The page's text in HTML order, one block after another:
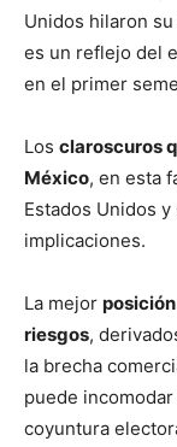
Unidos hilaron
es un reflejo del
en el primer
Los claroscuros
México, en esta
Estados Unidos
implicaciones.
La mejor
riesgos,
la brecha
puede incomodar
coyuntura